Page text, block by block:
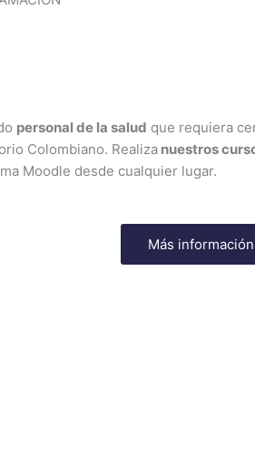
personal de la salud que requiera
Colombiano. Realiza nuestros
Moodle desde cualquier lugar.
Más información